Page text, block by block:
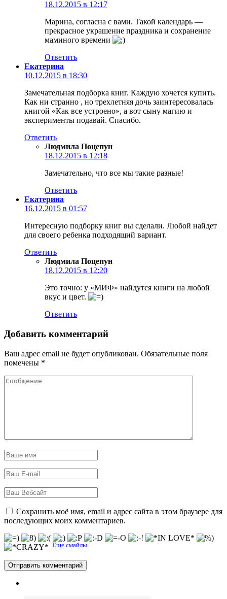
18.12.2015 в 12:17
Марина, согласна с вами. Такой календарь —
прекрасное украшение праздника и сохранение
маминого времени
Ответить
Екатерина
10.12.2015 в 18:30
Замечательная подборка книг. Каждую хочется купить.
Как ни странно , но трехлетняя дочь заинтересовалась
книгой «Как все устроено», а вот сыну магию и
эксперименты подавай. Спасибо.
Ответить
Людмила Поцепун
18.12.2015 в 12:18
Замечательно, что все мы такие разные!
Ответить
Екатерина
16.12.2015 в 01:57
Интересную подборку книг вы сделали. Любой найдет
для своего ребенка подходящий вариант.
Ответить
Людмила Поцепун
18.12.2015 в 12:20
Это точно: у «МИФ» найдутся книги на любой
вкус и цвет.
Ответить
Добавить комментарий
Ваш адрес email не будет опубликован. Обязательные поля
помечены *
Сохранить моё имя, email и адрес сайта в этом браузере для
последующих моих комментариев.
Еще смайлы